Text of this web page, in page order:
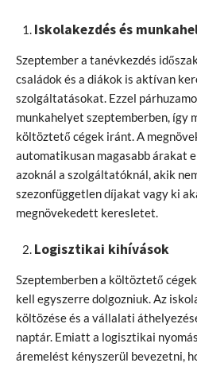
Iskolakezdés és
Szeptember a tanévkezdés
családok és a diákok is aktívan
szolgáltatásokat. Ezzel
munkahelyet szeptemberben, így
költöztető cégek iránt. A
automatikusan magasabb árakat
azoknál a szolgáltatóknál, akik
szezonfüggetlen díjakat vagy ki
megnövekedett keresletet.
Logisztikai kihívások
Szeptemberben a költöztető
kell egyszerre dolgozniuk. Az
költözése és a vállalati
naptár. Emiatt a logisztikai
áremelést kényszerül bevezetni,